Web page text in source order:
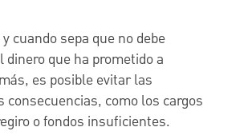
cuando sepa que no debe
dinero que ha prometido a
es posible evitar las
consecuencias, como los cargos
o fondos insuficientes.